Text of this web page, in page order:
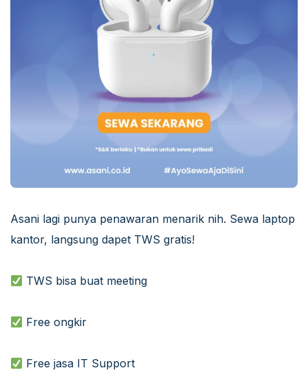
Asani lagi punya penawaran menarik nih. Sewa laptop
kantor, langsung dapet TWS gratis!
TWS bisa buat meeting
Free ongkir
Free jasa IT Support